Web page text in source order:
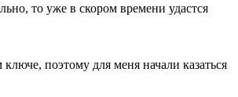
то уже в скором времени удастся
поэтому для меня начали казаться